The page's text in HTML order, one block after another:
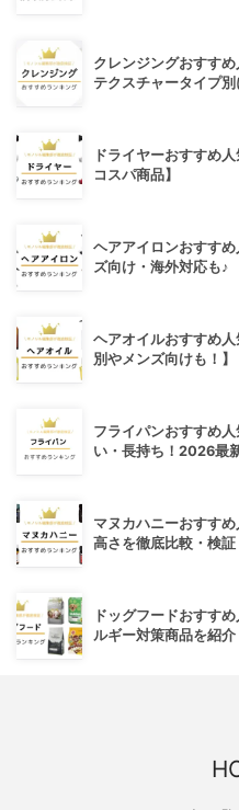
クレンジングおすす
テクスチャータイプ別
ドライヤーおすすめ
コスパ商品】
ヘアアイロンおすす
ズ向け・海外対応も♪
ヘアオイルおすすめ
別やメンズ向けも！】
フライパンおすすめ
い・長持ち！2026最新
マヌカハニーおすす
高さを徹底比較・検証
ドッグフードおすす
ルギー対策商品を紹介